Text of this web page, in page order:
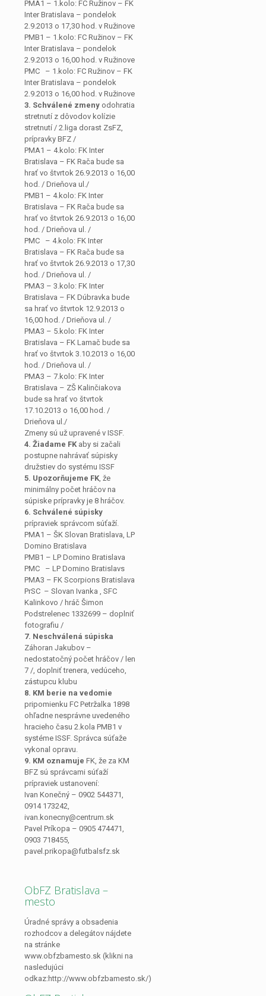
PMA1 – 1.kolo: FC Ružinov – FK
Inter Bratislava – pondelok
2.9.2013 o 17,30 hod. v Ružinove
PMB1 – 1.kolo: FC Ružinov – FK
Inter Bratislava – pondelok
2.9.2013 o 16,00 hod. v Ružinove
PMC – 1.kolo: FC Ružinov – FK
Inter Bratislava – pondelok
2.9.2013 o 16,00 hod. v Ružinove
3. Schválené zmeny odohratia
stretnutí z dôvodov kolízie
stretnutí / 2.liga dorast ZsFZ,
prípravky BFZ /
PMA1 – 4.kolo: FK Inter
Bratislava – FK Rača bude sa
hrať vo štvrtok 26.9.2013 o 16,00
hod. / Drieňova ul./
PMB1 – 4.kolo: FK Inter
Bratislava – FK Rača bude sa
hrať vo štvrtok 26.9.2013 o 16,00
hod. / Drieňova ul. /
PMC – 4.kolo: FK Inter
Bratislava – FK Rača bude sa
hrať vo štvrtok 26.9.2013 o 17,30
hod. / Drieňova ul. /
PMA3 – 3.kolo: FK Inter
Bratislava – FK Dúbravka bude
sa hrať vo štvrtok 12.9.2013 o
16,00 hod. / Drieňova ul. /
PMA3 – 5.kolo: FK Inter
Bratislava – FK Lamač bude sa
hrať vo štvrtok 3.10.2013 o 16,00
hod. / Drieňova ul. /
PMA3 – 7.kolo: FK Inter
Bratislava – ZŠ Kalinčiakova
bude sa hrať vo štvrtok
17.10.2013 o 16,00 hod. /
Drieňova ul./
Zmeny sú už upravené v ISSF.
4. Žiadame FKaby si začali
postupne nahrávať súpisky
družstiev do systému ISSF
5. Upozorňujeme FK, že
minimálny počet hráčov na
súpiske prípravky je 8 hráčov.
6. Schválené súpisky
prípraviek správcom súťaží.
PMA1 – ŠK Slovan Bratislava, LP
Domino Bratislava
PMB1 – LP Domino Bratislava
PMC – LP Domino Bratislavs
PMA3 – FK Scorpions Bratislava
PrSC – Slovan Ivanka , SFC
Kalinkovo / hráč Šimon
Podstrelenec 1332699 – doplniť
fotografiu /
7. Neschválená súpiska
Záhoran Jakubov –
nedostatočný počet hráčov / len
7 /, doplniť trenera, vedúceho,
zástupcu klubu
8. KM berie na vedomie
pripomienku FC Petržalka 1898
ohľadne nesprávne uvedeného
hracieho času 2.kola PMB1 v
systéme ISSF. Správca súťaže
vykonal opravu.
9. KM oznamuje FK, že za KM
BFZ sú správcami súťaží
prípraviek ustanovení:
Ivan Konečný – 0902 544371,
0914 173242,
ivan.konecny@centrum.sk
Pavel Príkopa – 0905 474471,
0903 718455,
pavel.prikopa@futbalsfz.sk
ObFZ Bratislava –
mesto
Úradné správy a obsadenia
rozhodcov a delegátov nájdete
na stránke
www.obfzbamesto.sk (klikni na
nasledujúci
odkaz:http://www.obfzbamesto.sk/)